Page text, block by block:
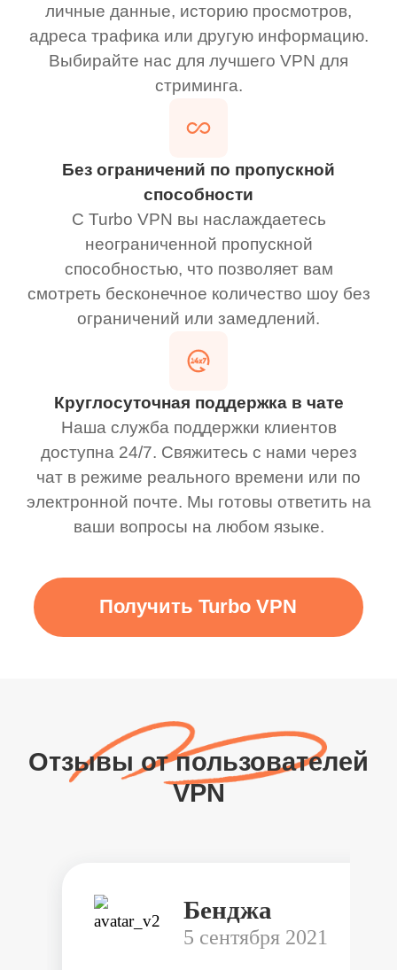
личные данные, историю просмотров,
адреса трафика или другую информацию.
Выбирайте нас для лучшего VPN для
стриминга.
Без ограничений по пропускной
способности
С Turbo VPN вы наслаждаетесь
неограниченной пропускной
способностью, что позволяет вам
смотреть бесконечное количество шоу без
ограничений или замедлений.
Круглосуточная поддержка в чате
Наша служба поддержки клиентов
доступна 24/7. Свяжитесь с нами через
чат в режиме реального времени или по
электронной почте. Мы готовы ответить на
ваши вопросы на любом языке.
Получить Turbo VPN
Отзывы от пользователей
VPN
Бенджа
5 сентября 2021